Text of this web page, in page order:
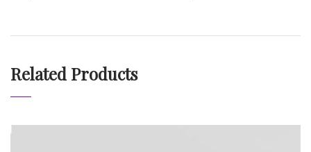
Related Products